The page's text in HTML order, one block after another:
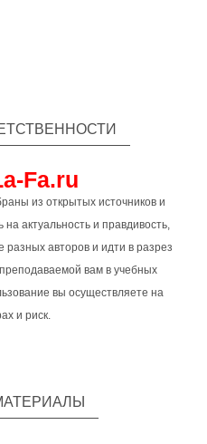
Fa.ru
из открытых источников и
актуальность и правдивость,
разных авторов и идти в разрез
вам в учебных
вы осуществляете на
и риск.